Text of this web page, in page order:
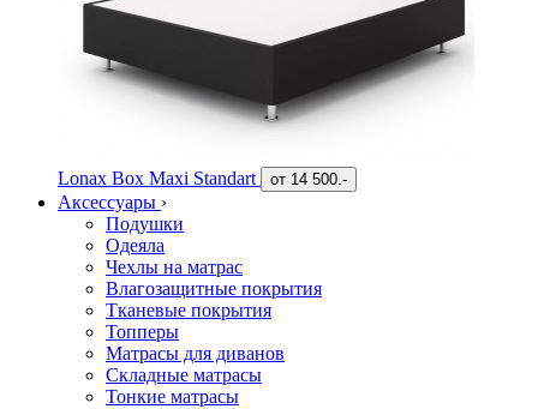
Lonax Box Maxi Standart от 14 500.-
Аксессуары ›
Подушки
Одеяла
Чехлы на матрас
Влагозащитные покрытия
Тканевые покрытия
Топперы
Матрасы для диванов
Складные матрасы
Тонкие матрасы